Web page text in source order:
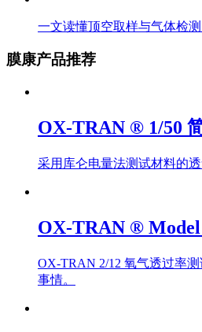
一文读懂顶空取样与气体检
膜康产品推荐
OX-TRAN ® 1/50
采用库仑电量法测试材料的透
OX-TRAN ®
OX-TRAN 2/12 氧气透过率
事情。